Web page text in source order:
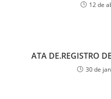
12 de
ATA DE.REGISTRO
30 de